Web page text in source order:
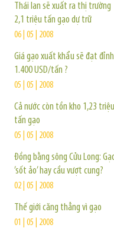
Thái lan sẽ xuất ra thị trường
2,1 triệu tấn gạo dự trữ
06 | 05 | 2008
Giá gạo xuất khẩu sẽ đạt đỉnh
1.400 USD/tấn ?
05 | 05 | 2008
Cả nước còn tồn kho 1,23 triệu
tấn gạo
05 | 05 | 2008
Đồng bằng sông Cửu Long:
’sốt ảo’ hay cầu vượt cung?
02 | 05 | 2008
Thế giới căng thẳng vì gạo
01 | 05 | 2008